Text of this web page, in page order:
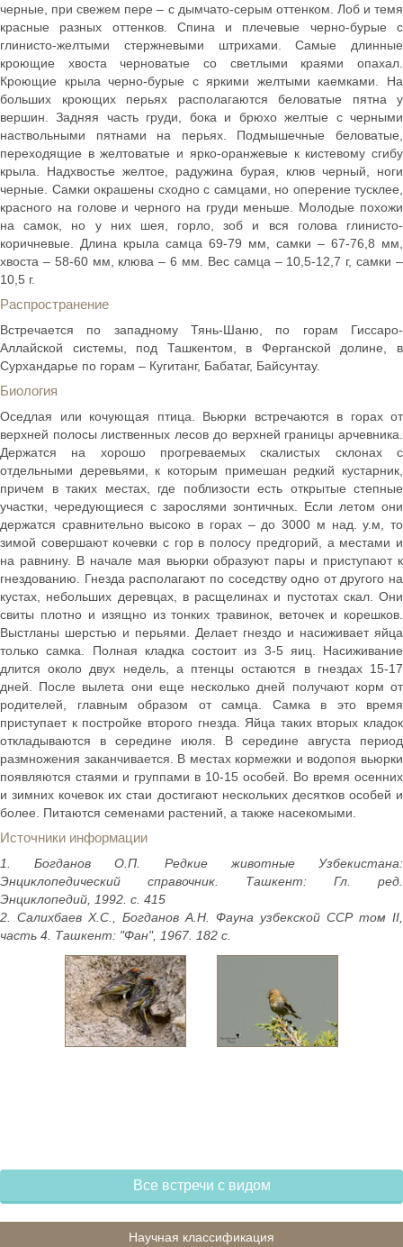
черные, при свежем пере – с дымчато-серым оттенком. Лоб и темя
красные разных оттенков. Спина и плечевые черно-бурые с
глинисто-желтыми стержневыми штрихами. Самые длинные
кроющие хвоста черноватые со светлыми краями опахал.
Кроющие крыла черно-бурые с яркими желтыми каемками. На
больших кроющих перьях располагаются беловатые пятна у
вершин. Задняя часть груди, бока и брюхо желтые с черными
наствольными пятнами на перьях. Подмышечные беловатые,
переходящие в желтоватые и ярко-оранжевые к кистевому сгибу
крыла. Надхвостье желтое, радужина бурая, клюв черный, ноги
черные. Самки окрашены сходно с самцами, но оперение тусклее,
красного на голове и черного на груди меньше. Молодые похожи
на самок, но у них шея, горло, зоб и вся голова глинисто-
коричневые. Длина крыла самца 69-79 мм, самки – 67-76,8 мм,
хвоста – 58-60 мм, клюва – 6 мм. Вес самца – 10,5-12,7 г, самки –
10,5 г.
Распространение
Встречается по западному Тянь-Шаню, по горам Гиссаро-
Аллайской системы, под Ташкентом, в Ферганской долине, в
Сурхандарье по горам – Кугитанг, Бабатаг, Байсунтау.
Биология
Оседлая или кочующая птица. Вьюрки встречаются в горах от
верхней полосы лиственных лесов до верхней границы арчевника.
Держатся на хорошо прогреваемых скалистых склонах с
отдельными деревьями, к которым примешан редкий кустарник,
причем в таких местах, где поблизости есть открытые степные
участки, чередующиеся с зарослями зонтичных. Если летом они
держатся сравнительно высоко в горах – до 3000 м над. у.м, то
зимой совершают кочевки с гор в полосу предгорий, а местами и
на равнину. В начале мая вьюрки образуют пары и приступают к
гнездованию. Гнезда располагают по соседству одно от другого на
кустах, небольших деревцах, в расщелинах и пустотах скал. Они
свиты плотно и изящно из тонких травинок, веточек и корешков.
Выстланы шерстью и перьями. Делает гнездо и насиживает яйца
только самка. Полная кладка состоит из 3-5 яиц. Насиживание
длится около двух недель, а птенцы остаются в гнездах 15-17
дней. После вылета они еще несколько дней получают корм от
родителей, главным образом от самца. Самка в это время
приступает к постройке второго гнезда. Яйца таких вторых кладок
откладываются в середине июля. В середине августа период
размножения заканчивается. В местах кормежки и водопоя вьюрки
появляются стаями и группами в 10-15 особей. Во время осенних
и зимних кочевок их стаи достигают нескольких десятков особей и
более. Питаются семенами растений, а также насекомыми.
Источники информации
1. Богданов О.П. Редкие животные Узбекистана:
Энциклопедический справочник. Ташкент: Гл. ред.
Энциклопедий, 1992. с. 415
2. Салихбаев Х.С., Богданов А.Н. Фауна узбекской ССР том II,
часть 4. Ташкент: "Фан", 1967. 182 с.
Все встречи с видом
Научная классификация